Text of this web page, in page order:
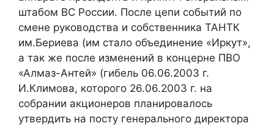
штабом ВС России. После цепи событий по
смене руководства и собственника ТАНТК
им.Бериева (им стало объединение «Иркут»,
а так же после изменений в концерне ПВО
«Алмаз-Антей» (гибель 06.06.2003 г.
И.Климова, которого 26.06.2003 г. на
собрании акционеров планировалось
утвердить на посту генерального директора